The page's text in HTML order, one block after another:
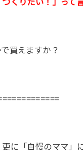
つくりたい！」って
買えますか？
に「自慢のママ」